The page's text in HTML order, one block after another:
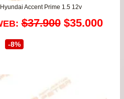
Accent Prime 1.5 12v
$37.900 El
era:
$35.000El
-8%